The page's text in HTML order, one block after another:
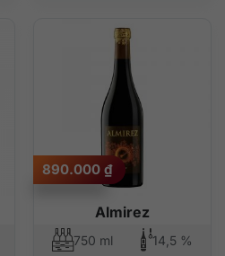
Almirez
890.000 ₫
750 ml 14,5 %